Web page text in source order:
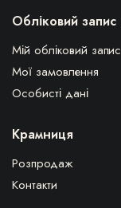
Обліковий запис
Мій обліковий запис
Мої замовлення
Особисті дані
Крамниця
Розпродаж
Контакти